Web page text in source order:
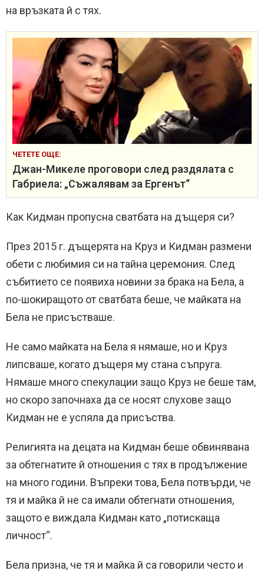
на връзката й с тях.
ЧЕТЕТЕ ОЩЕ:
Джан-Микеле проговори след раздялата с
Габриела: „Съжалявам за Ергенът“
Как Кидман пропусна сватбата на дъщеря си?
През 2015 г. дъщерята на Круз и Кидман размени
обети с любимия си на тайна церемония. След
събитието се появиха новини за брака на Бела, а
по-шокиращото от сватбата беше, че майката на
Бела не присъстваше.
Не само майката на Бела я нямаше, но и Круз
липсваше, когато дъщеря му стана съпруга.
Нямаше много спекулации защо Круз не беше там,
но скоро започнаха да се носят слухове защо
Кидман не е успяла да присъства.
Религията на децата на Кидман беше обвинявана
за обтегнатите й отношения с тях в продължение
на много години. Въпреки това, Бела потвърди, че
тя и майка й не са имали обтегнати отношения,
защото е виждала Кидман като „потискаща
личност“.
Бела призна, че тя и майка й са говорили често и